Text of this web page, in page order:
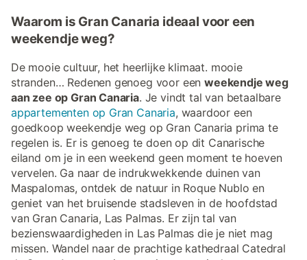
Waarom is Gran Canaria ideaal voor een
weekendje weg?
De mooie cultuur, het heerlijke klimaat. mooie
stranden… Redenen genoeg voor eenweekendje weg
aan zee op Gran Canaria. Je vindt tal van betaalbare
appartementen op Gran Canaria, waardoor een
goedkoop weekendje weg op Gran Canaria prima te
regelen is. Er is genoeg te doen op dit Canarische
eiland om je in een weekend geen moment te hoeven
vervelen. Ga naar de indrukwekkende duinen van
Maspalomas, ontdek de natuur in Roque Nublo en
geniet van het bruisende stadsleven in de hoofdstad
van Gran Canaria, Las Palmas. Er zijn tal van
bezienswaardigheden in Las Palmas die je niet mag
missen. Wandel naar de prachtige kathedraal Catedral